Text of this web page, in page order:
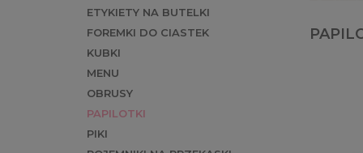
ETYKIETY NA BUTELKI
FOREMKI DO CIASTEK
KUBKI
MENU
OBRUSY
PAPILOTKI
PIKI